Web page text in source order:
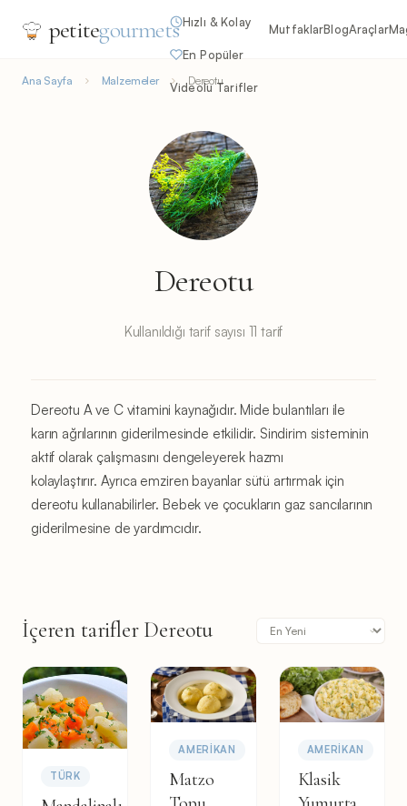
petitegourmets Hızlı & Kolay
En Popüler
Videolu Tarifler
MutfaklarBlogAraçlar
Ana Sayfa Malzemeler Dereotu
Dereotu
Kullanıldığı tarif sayısı 11 tarif
Dereotu A ve C vitamini kaynağıdır. Mide bulantıları ile
karın ağrılarının giderilmesinde etkilidir. Sindirim sisteminin
aktif olarak çalışmasını dengeleyerek hazmı
kolaylaştırır. Ayrıca emziren bayanlar sütü artırmak için
dereotu kullanabilirler. Bebek ve çocukların gaz sancılarının
giderilmesine de yardımcıdır.
İçeren tarifler Dereotu
TÜRK
AMERIKAN
Matzo
AMERIKAN
Klasik